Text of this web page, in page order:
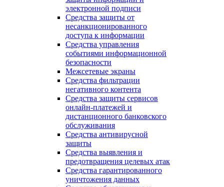
электронной подписи
Средства защиты от
несанкционированного
доступа к информации
Средства управления
событиями информационной
безопасности
Межсетевые экраны
Средства фильтрации
негативного контента
Средства защиты сервисов
онлайн-платежей и
дистанционного банковского
обслуживания
Средства антивирусной
защиты
Средства выявления и
предотвращения целевых атак
Средства гарантированного
уничтожения данных